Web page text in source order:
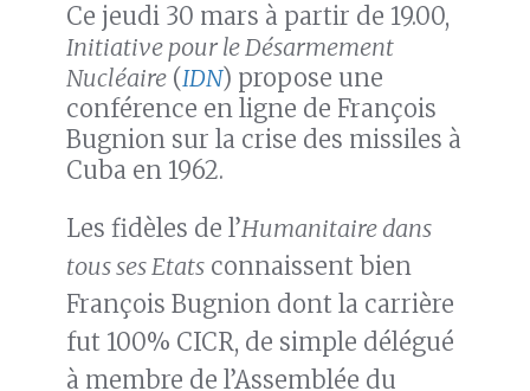
Ce jeudi 30 mars à partir de 19.00,
Initiative pour le Désarmement
Nucléaire (IDN) propose une
conférence en ligne de François
Bugnion sur la crise des missiles à
Cuba en 1962.
Les fidèles de l’Humanitaire dans
tous ses Etats connaissent bien
François Bugnion dont la carrière
fut 100% CICR, de simple délégué
à membre de l’Assemblée du